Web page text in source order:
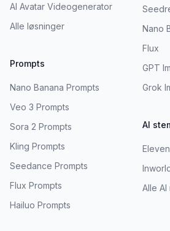
AI Avatar Videogenerator
Alle løsninger
Prompts
Nano Banana Prompts
Veo 3 Prompts
Sora 2 Prompts
Kling Prompts
Seedance Prompts
Flux Prompts
Hailuo Prompts
Nano
Flux
GPT
Grok
AI
Alle